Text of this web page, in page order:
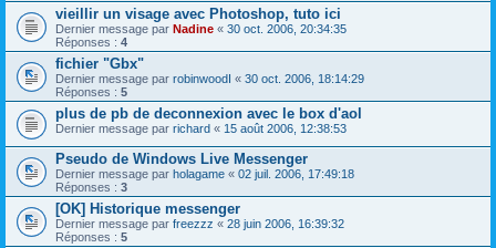
vieillir un visage avec Photoshop, tuto ici
Dernier message par Nadine « 30 oct. 2006, 20:34:35
Réponses : 4
fichier "Gbx"
Dernier message par robinwoodI « 30 oct. 2006, 18:14:29
Réponses : 5
plus de pb de deconnexion avec le box d'aol
Dernier message par richard « 15 août 2006, 12:38:53
Pseudo de Windows Live Messenger
Dernier message par holagame « 02 juil. 2006, 17:49:18
Réponses : 3
[OK] Historique messenger
Dernier message par freezzz « 28 juin 2006, 16:39:32
Réponses : 5